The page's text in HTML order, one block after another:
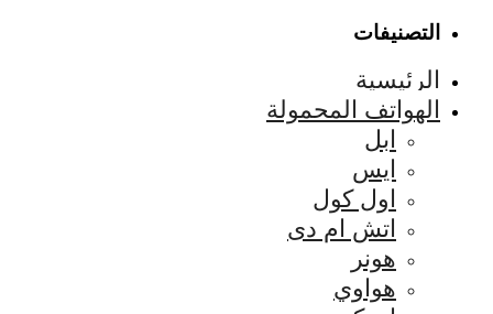
التصنيفات
الرئيسية
الهواتف المحمولة
ابل
ايس
اول كول
اتش ام دى
هونر
هواوي